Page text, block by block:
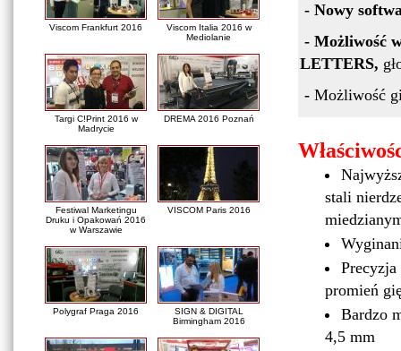
Viscom Frankfurt 2016
Viscom Italia 2016 w
Mediolanie
Targi C!Print 2016 w
Madrycie
DREMA 2016 Poznań
Festiwal Marketingu
Druku i Opakowań 2016
w Warszawie
VISCOM Paris 2016
Polygraf Praga 2016
SIGN & DIGITAL
Birmingham 2016
- Nowy
- Możliwość
LETTERS,
- Możliwość
stali
promień
Bardzo
4,5 mm